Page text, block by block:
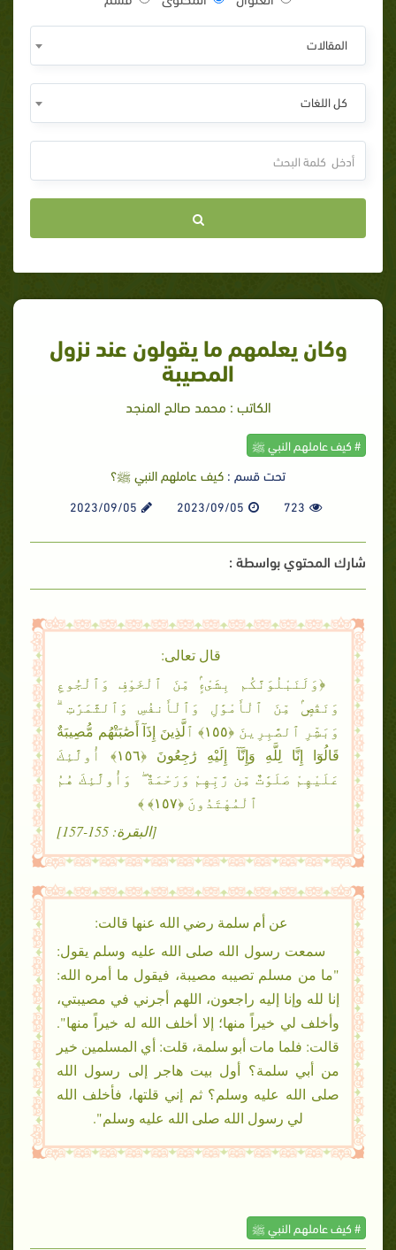
المقالات
كل اللغات
وكان يعلمهم ما يقولون عند نزول
المصيبة
الكاتب : محمد صالح المنجد
# كيف عاملهم النبي ﷺ
تحت قسم : كيف عاملهم النبي ﷺ؟
723
2023/09/05
2023/09/05
شارك المحتوي بواسطة :
قال تعالى:
﴿وَلَنَبْلُوَنَّكُم بِشَىْءٍۢ مِّنَ ٱلْخَوْفِ وَٱلْجُوعِ
وَنَقْصٍۢ مِّنَ ٱلْأَمْوَٰلِ وَٱلْأَنفُسِ وَٱلثَّمَرَٰتِ ۗ
وَبَشِّرِ ٱلصَّٰبِرِينَ ﴿١٥٥﴾ ٱلَّذِينَ إِذَآ أَصَٰبَتْهُم مُّصِيبَةٌ
قَالُوٓا إِنَّا لِلَّهِ وَإِنَّآ إِلَيْهِ رَٰجِعُونَ
﴿١٥٦﴾ أُولَٰٓئِكَ
عَلَيْهِمْ صَلَوَٰتٌ مِّن رَّبِّهِمْ وَرَحْمَةٌ ۖ وَأُولَٰٓئِكَ هُمُ
ٱلْمُهْتَدُونَ ﴿١٥٧﴾ ﴾
[البقرة: 155-157]
عن أم سلمة رضي الله عنها قالت:
سمعت رسول الله صلى الله عليه وسلم يقول:
"ما من مسلم تصيبه مصيبة، فيقول ما أمره الله:
إنا لله وإنا إليه راجعون، اللهم أجرني في مصيبتي،
وأخلف لي خيراً منها؛ إلا أخلف الله له خيراً منها".
قالت: فلما مات أبو سلمة، قلت: أي المسلمين خير
من أبي سلمة؟ أول بيت هاجر إلى رسول الله
صلى الله عليه وسلم؟ ثم إني قلتها، فأخلف الله
لي رسول الله صلى الله عليه وسلم".
# كيف عاملهم النبي ﷺ